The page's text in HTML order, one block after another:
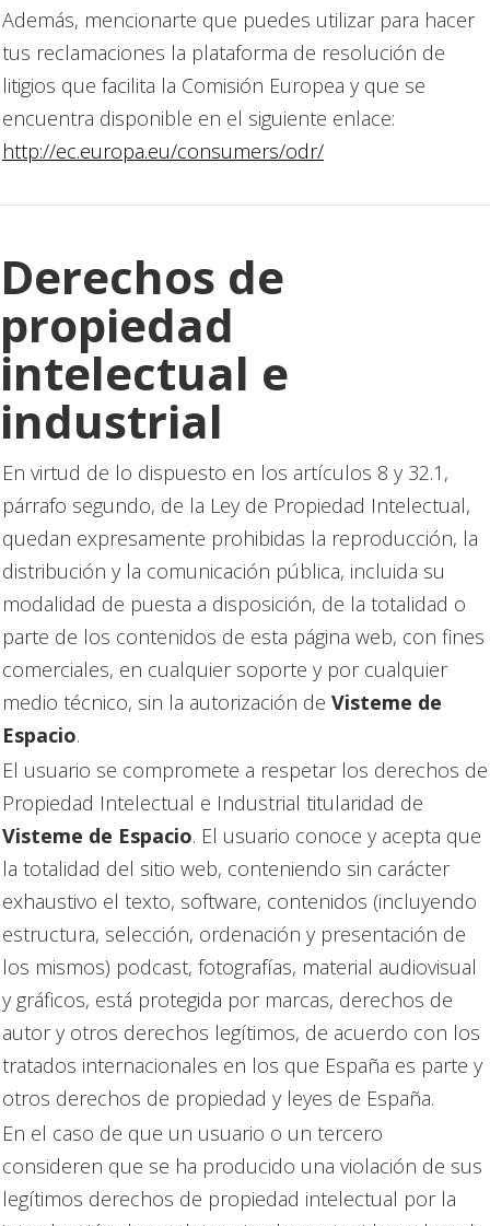
Además, mencionarte que puedes utilizar para hacer
tus reclamaciones la plataforma de resolución de
litigios que facilita la Comisión Europea y que se
encuentra disponible en el siguiente enlace:
http://ec.europa.eu/consumers/odr/
Derechos de
propiedad
intelectual e
industrial
En virtud de lo dispuesto en los artículos 8 y 32.1,
párrafo segundo, de la Ley de Propiedad Intelectual,
quedan expresamente prohibidas la reproducción, la
distribución y la comunicación pública, incluida su
modalidad de puesta a disposición, de la totalidad o
parte de los contenidos de esta página web, con fines
comerciales, en cualquier soporte y por cualquier
medio técnico, sin la autorización de Visteme de
Espacio.
El usuario se compromete a respetar los derechos de
Propiedad Intelectual e Industrial titularidad de
Visteme de Espacio. El usuario conoce y acepta que
la totalidad del sitio web, conteniendo sin carácter
exhaustivo el texto, software, contenidos (incluyendo
estructura, selección, ordenación y presentación de
los mismos) podcast, fotografías, material audiovisual
y gráficos, está protegida por marcas, derechos de
autor y otros derechos legítimos, de acuerdo con los
tratados internacionales en los que España es parte y
otros derechos de propiedad y leyes de España.
En el caso de que un usuario o un tercero
consideren que se ha producido una violación de sus
legítimos derechos de propiedad intelectual por la